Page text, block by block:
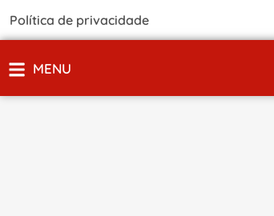
Política de privacidade
MENU